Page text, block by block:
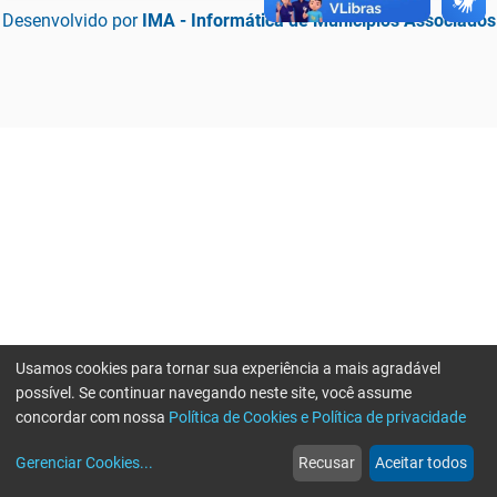
Desenvolvido por IMA - Informática de Municípios Associados
web
Notícias
more_horiz
Mais
Usamos cookies para tornar sua experiência a mais agradável
possível. Se continuar navegando neste site, você assume
concordar com nossa Política de Cookies e Política de privacidade
Gerenciar Cookies... Recusar Aceitar todos
Erro ao enviar informações, por favor tente novamente